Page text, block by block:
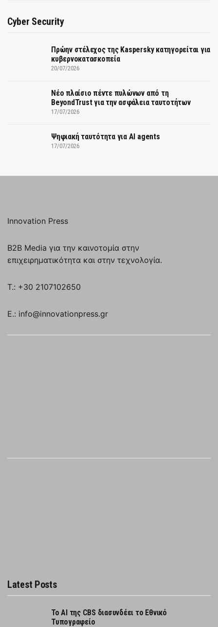
Cyber Security
Πρώην στέλεχος της Kaspersky κατηγορείται για
κυβερνοκατασκοπεία
20/07/2026
Νέο πλαίσιο πέντε πυλώνων από τη
BeyondTrust για την ασφάλεια ταυτοτήτων
17/07/2026
Ψηφιακή ταυτότητα για AI agents
17/07/2026
Innovation Press
B2B Media για την καινοτομία στην
επιχειρηματικότητα και στην τεχνολογία.
T.: +30 2107102650
E.: info@innovationpress.gr
Latest Posts
Το AI της CBS διασυνδέει το Εθνικό
Τυπογραφείο